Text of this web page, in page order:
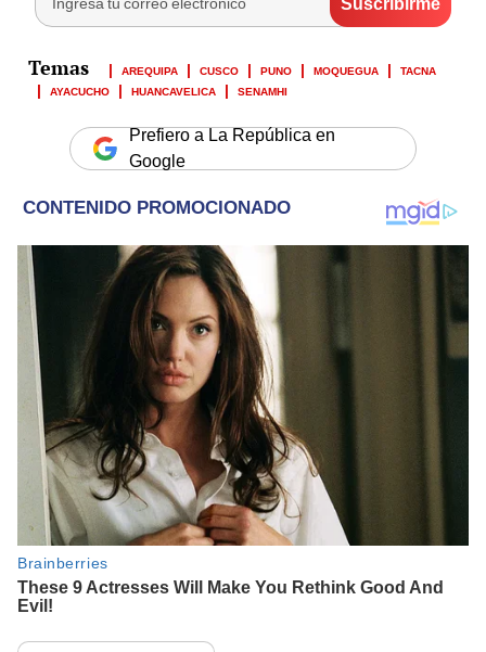
AREQUIPA CUSCO PUNO MOQUEGUA
TACNA
AYACUCHO
HUANCAVELICA SENAMHI
Prefiero a La República en
Google